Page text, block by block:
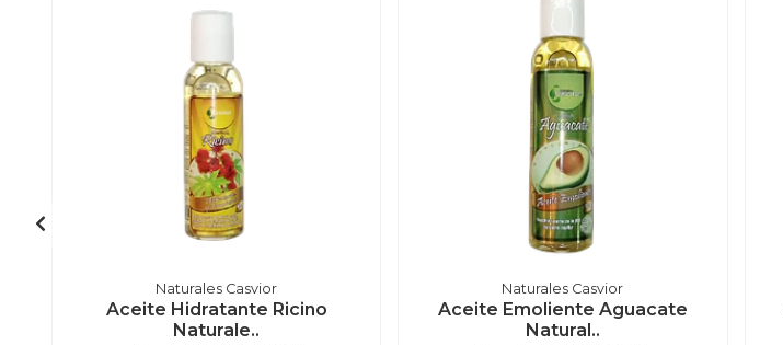
Naturales Casvior
Aceite Hidratante Ricino
Naturale..
Naturales Casvior
Aceite Emoliente Aguacate
Natural..